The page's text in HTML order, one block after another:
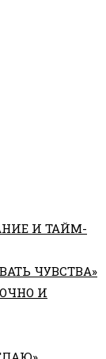
И ТАЙМ-
ЧУВСТВА»
И